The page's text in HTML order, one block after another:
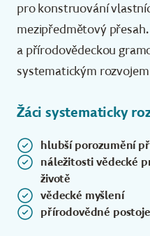
pro konstruování
mezipředmětový
a přírodovědeckou
systematickým
Žáci systematicky
hlubší porozumění
náležitosti vědecké
životě
vědecké myšlení
přírodovědné postoje